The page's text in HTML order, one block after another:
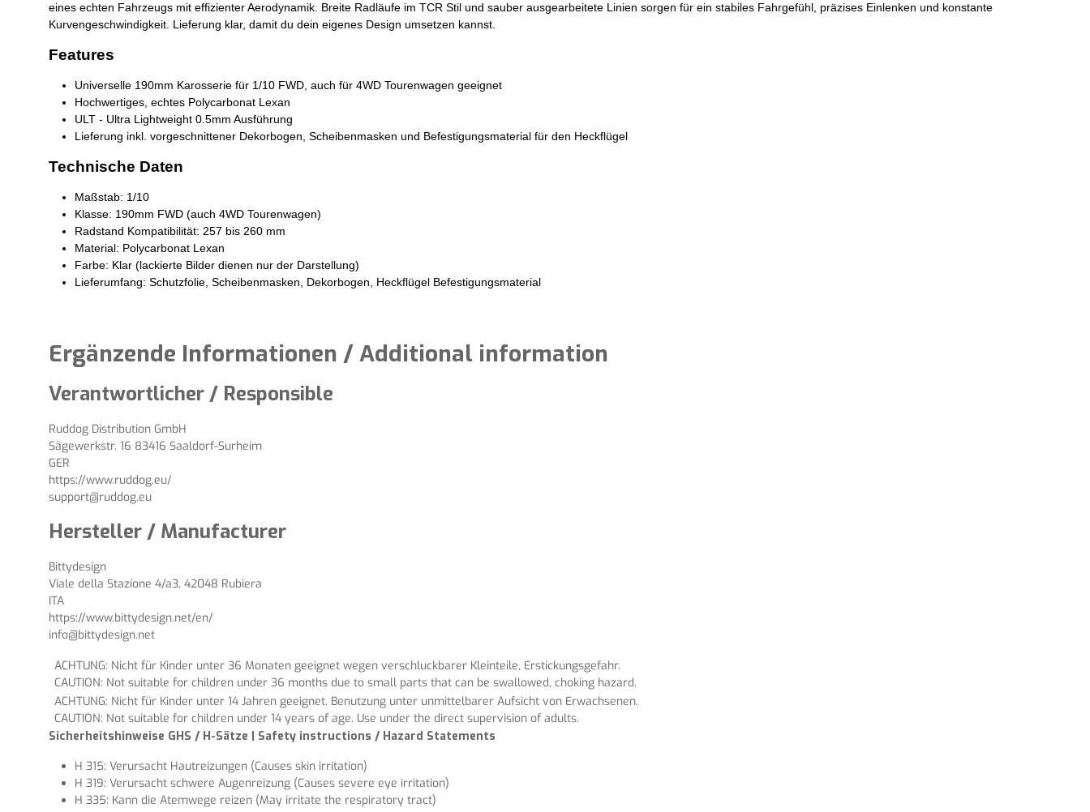
eines echten Fahrzeugs mit effizienter Aerodynamik. Breite Radläufe im TCR Stil und sauber ausgearbeitete Linien sorgen für ein stabiles Fahrgefühl, präzises Einlenken und konstante
Kurvengeschwindigkeit. Lieferung klar, damit du dein eigenes Design umsetzen kannst.
Features
Universelle 190mm Karosserie für 1/10 FWD, auch für 4WD Tourenwagen geeignet
Hochwertiges, echtes Polycarbonat Lexan
ULT - Ultra Lightweight 0.5mm Ausführung
Lieferung inkl. vorgeschnittener Dekorbogen, Scheibenmasken und Befestigungsmaterial für den Heckflügel
Technische Daten
Maßstab: 1/10
Klasse: 190mm FWD (auch 4WD Tourenwagen)
Radstand Kompatibilität: 257 bis 260 mm
Material: Polycarbonat Lexan
Farbe: Klar (lackierte Bilder dienen nur der Darstellung)
Lieferumfang: Schutzfolie, Scheibenmasken, Dekorbogen, Heckflügel Befestigungsmaterial
Ergänzende Informationen / Additional information
Verantwortlicher / Responsible
Ruddog Distribution GmbH
Sägewerkstr. 16 83416 Saaldorf-Surheim
GER
https://www.ruddog.eu/
support@ruddog.eu
Hersteller / Manufacturer
Bittydesign
Viale della Stazione 4/a3, 42048 Rubiera
ITA
https://www.bittydesign.net/en/
info@bittydesign.net
ACHTUNG: Nicht für Kinder unter 36 Monaten geeignet wegen verschluckbarer Kleinteile, Erstickungsgefahr.
CAUTION: Not suitable for children under 36 months due to small parts that can be swallowed, choking hazard.
ACHTUNG: Nicht für Kinder unter 14 Jahren geeignet. Benutzung unter unmittelbarer Aufsicht von Erwachsenen.
CAUTION: Not suitable for children under 14 years of age. Use under the direct supervision of adults.
Sicherheitshinweise GHS / H-Sätze | Safety instructions / Hazard Statements
H 315: Verursacht Hautreizungen (Causes skin irritation)
H 319: Verursacht schwere Augenreizung (Causes severe eye irritation)
H 335: Kann die Atemwege reizen (May irritate the respiratory tract)